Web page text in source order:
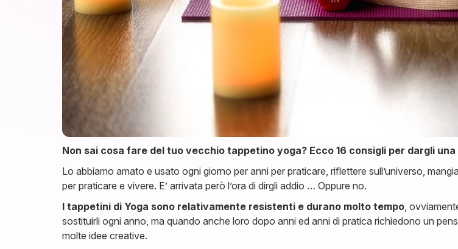
Non sai cosa fare del tuo vecchio tappetino yoga? Ecco 16 consigli per dargli
Lo abbiamo amato e usato ogni giorno per anni per praticare, riflettere sull’universo,
per praticare e vivere. E’ arrivata però l’ora di dirgli addio … Oppure no.
I tappetini di Yoga sono relativamente resistenti e durano molto tempo ,
sostituirli ogni anno, ma quando anche loro dopo anni ed anni di pratica richiedono un
molte idee creative.